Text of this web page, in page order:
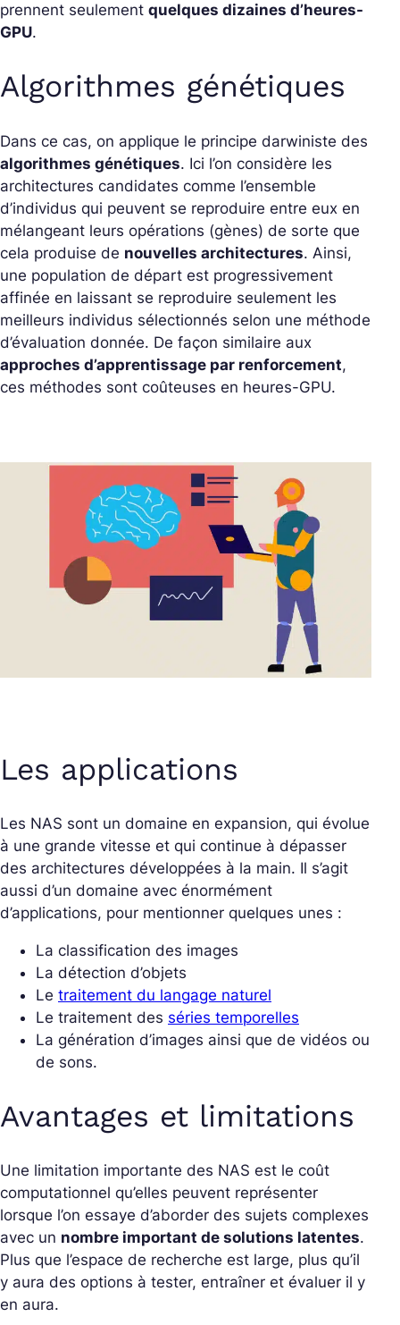
prennent seulement quelques dizaines d’heures-
GPU.
Algorithmes génétiques
Dans ce cas, on applique le principe darwiniste des
algorithmes génétiques. Ici l’on considère les
architectures candidates comme l’ensemble
d’individus qui peuvent se reproduire entre eux en
mélangeant leurs opérations (gènes) de sorte que
cela produise de nouvelles architectures. Ainsi,
une population de départ est progressivement
affinée en laissant se reproduire seulement les
meilleurs individus sélectionnés selon une méthode
d’évaluation donnée. De façon similaire aux
approches d’apprentissage par renforcement,
ces méthodes sont coûteuses en heures-GPU.
Les applications
Les NAS sont un domaine en expansion, qui évolue
à une grande vitesse et qui continue à dépasser
des architectures développées à la main. Il s’agit
aussi d’un domaine avec énormément
d’applications, pour mentionner quelques unes :
La classification des images
La détection d’objets
Le traitement du langage naturel
Le traitement des séries temporelles
La génération d’images ainsi que de vidéos ou
de sons.
Avantages et limitations
Une limitation importante des NAS est le coût
computationnel qu’elles peuvent représenter
lorsque l’on essaye d’aborder des sujets complexes
avec un nombre important de solutions latentes.
Plus que l’espace de recherche est large, plus qu’il
y aura des options à tester, entraîner et évaluer il y
en aura.